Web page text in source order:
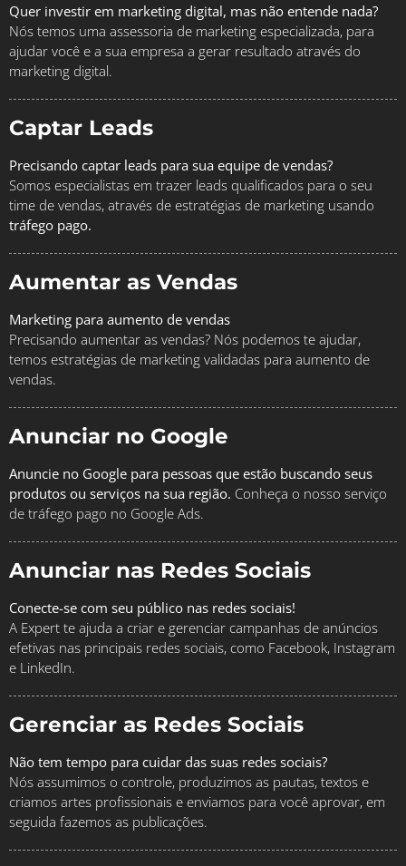
Quer investir em marketing digital, mas não entende nada?
Nós temos uma assessoria de marketing especializada, para
ajudar você e a sua empresa a gerar resultado através do
marketing digital.
Captar Leads
Precisando captar leads para sua equipe de vendas?
Somos especialistas em trazer leads qualificados para o seu
time de vendas, através de estratégias de marketing usando
tráfego pago.
Aumentar as Vendas
Marketing para aumento de vendas
Precisando aumentar as vendas? Nós podemos te ajudar,
temos estratégias de marketing validadas para aumento de
vendas.
Anunciar no Google
Anuncie no Google para pessoas que estão buscando seus
produtos ou serviços na sua região. Conheça o nosso serviço
de tráfego pago no Google Ads.
Anunciar nas Redes Sociais
Conecte-se com seu público nas redes sociais!
A Expert te ajuda a criar e gerenciar campanhas de anúncios
efetivas nas principais redes sociais, como Facebook, Instagram
e LinkedIn.
Gerenciar as Redes Sociais
Não tem tempo para cuidar das suas redes sociais?
Nós assumimos o controle, produzimos as pautas, textos e
criamos artes profissionais e enviamos para você aprovar, em
seguida fazemos as publicações.